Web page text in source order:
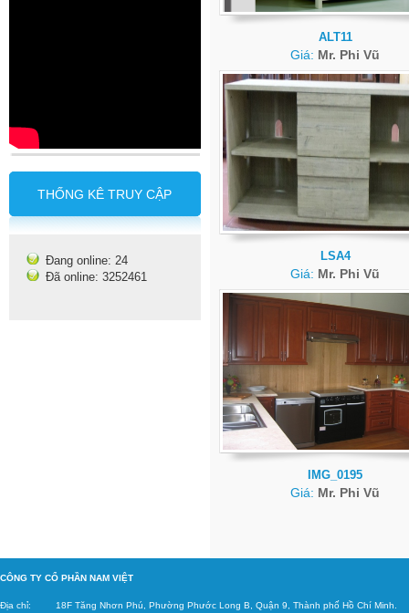
THỐNG KÊ TRUY CẬP
Đang online: 24
Đã online: 3252461
ALT11
Giá: Mr. Phi Vũ
LSA4
Giá: Mr. Phi Vũ
IMG_0195
Giá: Mr. Phi Vũ
CÔNG TY CỔ PHẦN NAM VIỆT
Địa chỉ: 18F Tăng Nhơn Phú, Phường Phước Long B, Quận 9, Thành phố Hồ Chí Minh.